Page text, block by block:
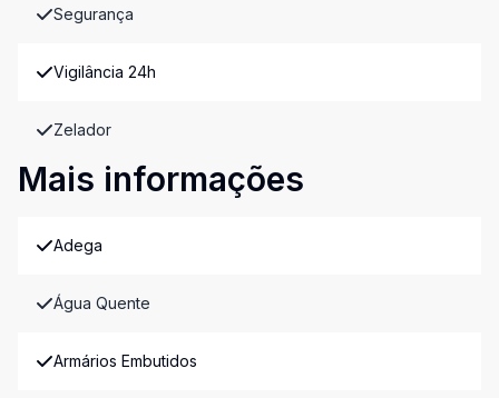
Segurança
Vigilância 24h
Zelador
Mais informações
Adega
Água Quente
Armários Embutidos